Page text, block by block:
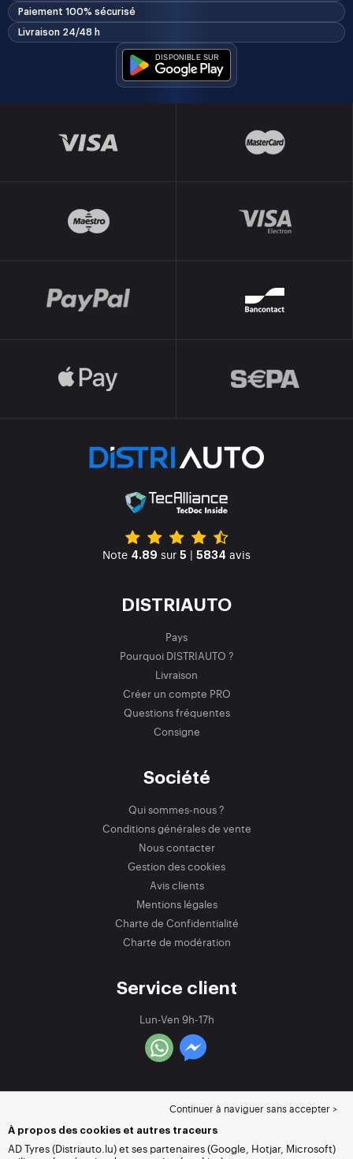
Paiement 100% sécurisé
Livraison 24/48 h
Note 4.89 sur 5 | 5834 avis
DISTRIAUTO
Pays
Pourquoi DISTRIAUTO ?
Livraison
Créer un compte PRO
Questions fréquentes
Consigne
Société
Qui sommes-nous ?
Conditions générales de vente
Nous contacter
Gestion des cookies
Avis clients
Mentions légales
Charte de Confidentialité
Charte de modération
Service client
Lun-Ven 9h-17h
Continuer à naviguer sans accepter >
À propos des cookies et autres traceurs
AD Tyres (Distriauto.lu) et ses partenaires (Google, Hotjar, Microsoft)